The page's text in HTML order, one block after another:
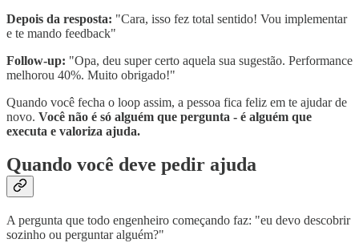
Depois da resposta: "Cara, isso fez total sentido! Vou implementar
e te mando feedback"
Follow-up: "Opa, deu super certo aquela sua sugestão. Performance
melhorou 40%. Muito obrigado!"
Quando você fecha o loop assim, a pessoa fica feliz em te ajudar de
novo. Você não é só alguém que pergunta - é alguém que
executa e valoriza ajuda.
Quando você deve pedir ajuda
A pergunta que todo engenheiro começando faz: "eu devo descobrir
sozinho ou perguntar alguém?"